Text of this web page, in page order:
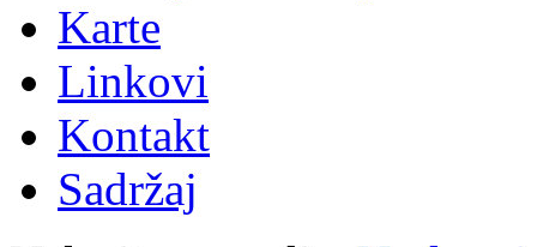
Karte
Linkovi
Kontakt
Sadržaj